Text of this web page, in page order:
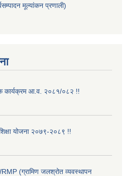
मूल्यांकन प्रणाली)
कार्यक्रम आ.व. २०८१/०८२ !!
योजना २०७९-२०८९ !!
(ग्रामिण जलश्रोत व्यवस्थापन